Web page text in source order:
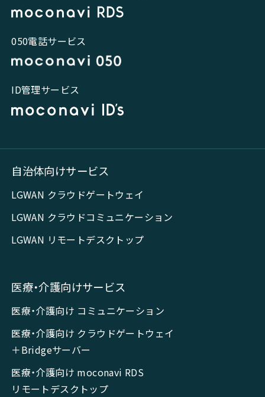
050電話サービス
ID管理サービス
自治体向けサービス
LGWAN クラウドゲートウェイ
LGWAN クラウドコミュニケーション
LGWAN リモートデスクトップ
医療・介護向けサービス
医療・介護向け コミュニケーション
医療・介護向け クラウドゲートウェイ
＋Bridgeサーバー
医療・介護向け moconavi RDS
リモートデスクトップ